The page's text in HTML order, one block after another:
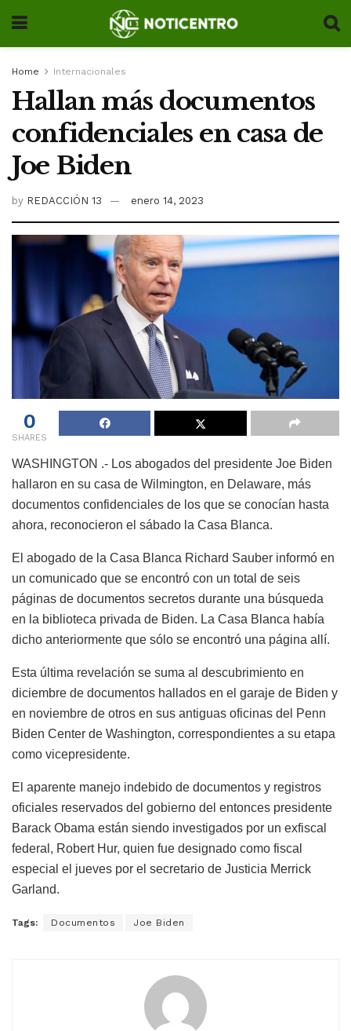
Home Internacionales
Hallan más documentos
confidenciales en casa de
Joe Biden
by REDACCIÓN 13 enero 14, 2023
0
SHARES
WASHINGTON .- Los abogados del presidente Joe Biden
hallaron en su casa de Wilmington, en Delaware, más
documentos confidenciales de los que se conocían hasta
ahora, reconocieron el sábado la Casa Blanca.
El abogado de la Casa Blanca Richard Sauber informó en
un comunicado que se encontró con un total de seis
páginas de documentos secretos durante una búsqueda
en la biblioteca privada de Biden. La Casa Blanca había
dicho anteriormente que sólo se encontró una página allí.
Esta última revelación se suma al descubrimiento en
diciembre de documentos hallados en el garaje de Biden y
en noviembre de otros en sus antiguas oficinas del Penn
Biden Center de Washington, correspondientes a su etapa
como vicepresidente.
El aparente manejo indebido de documentos y registros
oficiales reservados del gobierno del entonces presidente
Barack Obama están siendo investigados por un exfiscal
federal, Robert Hur, quien fue designado como fiscal
especial el jueves por el secretario de Justicia Merrick
Garland.
Tags: Documentos Joe Biden